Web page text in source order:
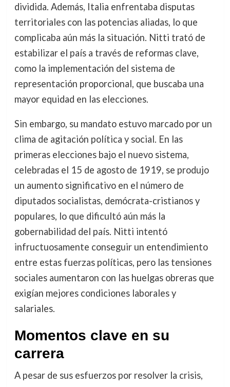
dividida. Además, Italia enfrentaba disputas
territoriales con las potencias aliadas, lo que
complicaba aún más la situación. Nitti trató de
estabilizar el país a través de reformas clave,
como la implementación del sistema de
representación proporcional, que buscaba una
mayor equidad en las elecciones.
Sin embargo, su mandato estuvo marcado por un
clima de agitación política y social. En las
primeras elecciones bajo el nuevo sistema,
celebradas el 15 de agosto de 1919, se produjo
un aumento significativo en el número de
diputados socialistas, demócrata-cristianos y
populares, lo que dificultó aún más la
gobernabilidad del país. Nitti intentó
infructuosamente conseguir un entendimiento
entre estas fuerzas políticas, pero las tensiones
sociales aumentaron con las huelgas obreras que
exigían mejores condiciones laborales y
salariales.
Momentos clave en su
carrera
A pesar de sus esfuerzos por resolver la crisis,